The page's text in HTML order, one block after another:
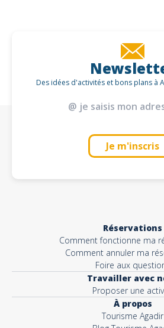
Des idées d'activités et bons plans à
Je m'inscris
Réservations
Comment fonctionne ma
Comment annuler ma
Foire aux
Travailler avec
Proposer une
À propos
Tourisme Agadir